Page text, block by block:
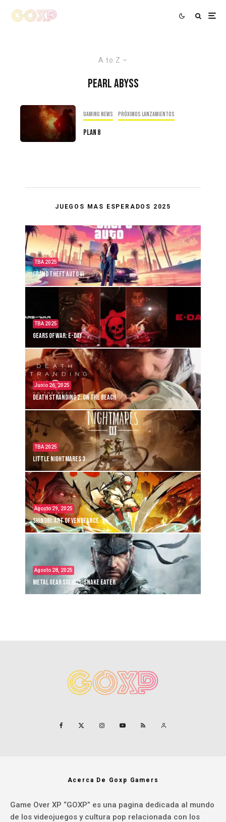
A to Z
Pearl Abyss
Gaming news Próximos Lanzamientos
Plan 8
JUEGOS MAS ESPERADOS 2025
TBA 2025
Grand Theft Auto VI
TBA 2025
Gears of War: E-Day
Junio 26, 2025
Death Stranding 2: On the Beach
TBA 2025
Little Nightmares 3
Agosto 29, 2025
Shinobi: Art of Vengeance
Agosto 28, 2025
Metal Gear Solid Δ: Snake Eater
Acerca De Goxp Gamers
Game Over XP “GOXP” es una pagina dedicada al mundo
de los videojuegos y cultura pop relacionada con los